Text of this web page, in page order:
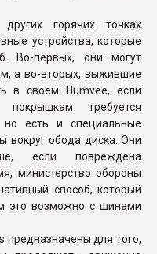
горячих точках
устройства, которые
Во-первых, они могут
а во-вторых, выжившие
в своем Humvee, если
требуется
но есть и специальные
вокруг обода диска. Они
если повреждена
министерство обороны
способ, который
это возможно с шинами
предназначены для того,